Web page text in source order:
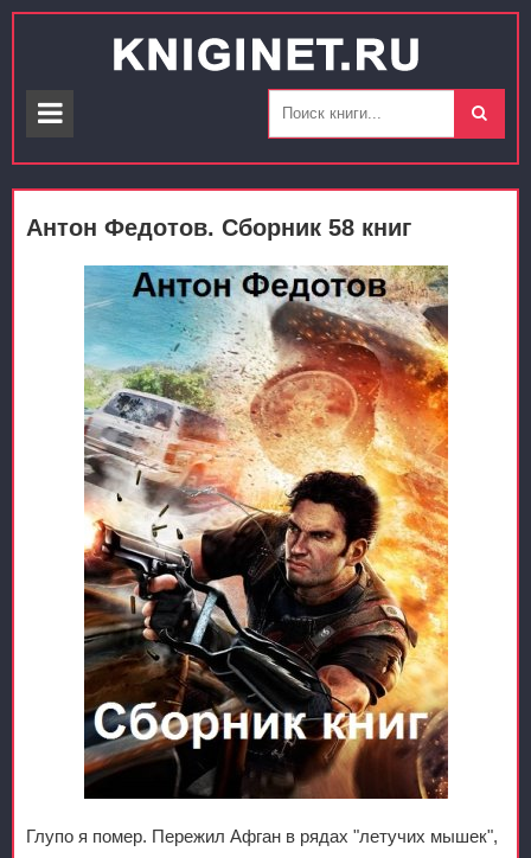
Антон Федотов. Сборник 58 книг
Глупо я помер. Пережил Афган в рядах "летучих мышек",